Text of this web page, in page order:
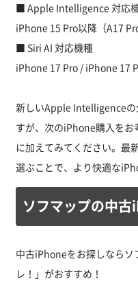
■ Apple Intelligence 対応
iPhone 15 Pro以降（A17
■ Siri AI 対応機種
iPhone 17 Pro / iPhone 17
新しいApple Intelligenceの
すが、次のiPhone購入をお
に加えてみてください。最
選ぶことで、より快適な
ソフマップの中
中古iPhoneをお探しならソ
レ！」がおすすめ！